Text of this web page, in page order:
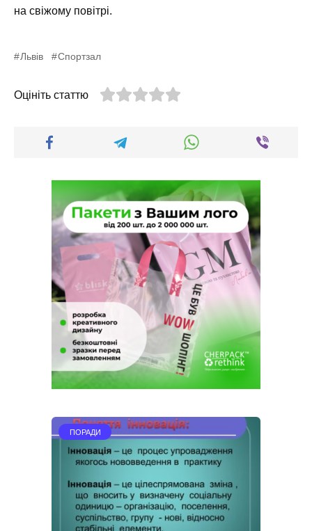
на свіжому повітрі.
Львів Спортзал
Оцініть статтю
ПОРАДИ